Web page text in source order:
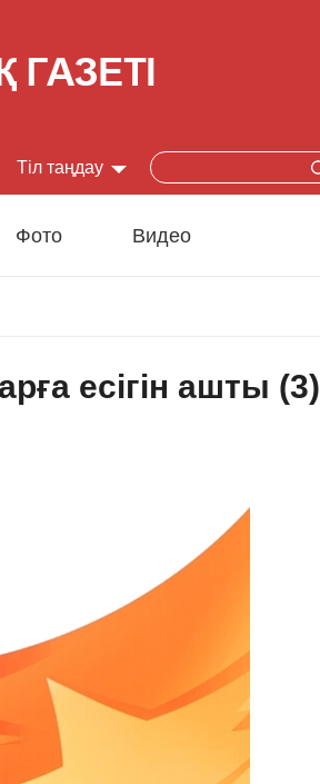
Тіл таңдау
Français
Português
Kiswahili
Фото Видео
есігін ашты (3)